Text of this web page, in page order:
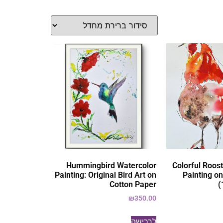
Colorful
Painting
Hummingbird Watercolor
Painting: Original Bird Art on
Cotton Paper
₪350.00